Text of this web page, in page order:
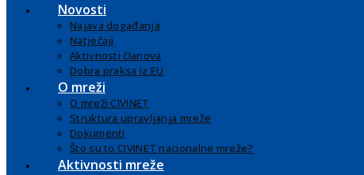
Novosti
Najava događanja
Natječaji
Aktivnosti članova
Dobra praksa iz EU
O mreži
O mreži CIVINET
Struktura upravljanja mreže
Dokumenti
Što su to CIVINET nacionalne mreže?
Aktivnosti mreže